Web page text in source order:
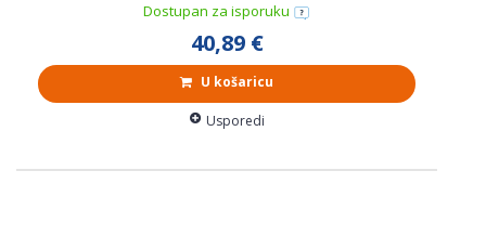
Dostupan za isporuku
40,89 €
U košaricu
Usporedi